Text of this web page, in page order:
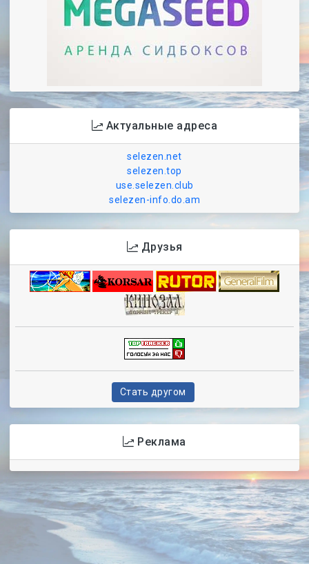
Актуальные адреса
selezen.net
selezen.top
use.selezen.club
selezen-info.do.am
Друзья
Стать другом
Реклама